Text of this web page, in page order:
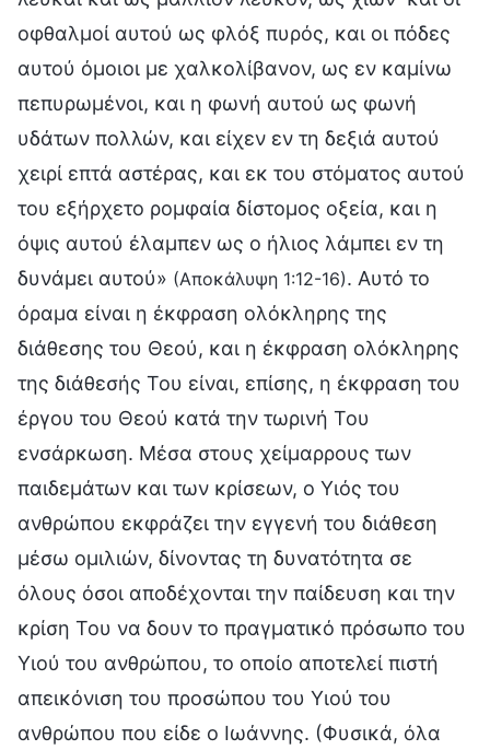
οφθαλμοί αυτού ως φλόξ πυρός, και οι πόδες
αυτού όμοιοι με χαλκολίβανον, ως εν καμίνω
πεπυρωμένοι, και η φωνή αυτού ως φωνή
υδάτων πολλών, και είχεν εν τη δεξιά αυτού
χειρί επτά αστέρας, και εκ του στόματος αυτού
του εξήρχετο ρομφαία δίστομος οξεία, και η
όψις αυτού έλαμπεν ως ο ήλιος λάμπει εν τη
δυνάμει αυτού» (Αποκάλυψη 1:12-16). Αυτό το
όραμα είναι η έκφραση ολόκληρης της
διάθεσης του Θεού, και η έκφραση ολόκληρης
της διάθεσής Του είναι, επίσης, η έκφραση του
έργου του Θεού κατά την τωρινή Του
ενσάρκωση. Μέσα στους χείμαρρους των
παιδεμάτων και των κρίσεων, ο Υιός του
ανθρώπου εκφράζει την εγγενή του διάθεση
μέσω ομιλιών, δίνοντας τη δυνατότητα σε
όλους όσοι αποδέχονται την παίδευση και την
κρίση Του να δουν το πραγματικό πρόσωπο του
Υιού του ανθρώπου, το οποίο αποτελεί πιστή
απεικόνιση του προσώπου του Υιού του
ανθρώπου που είδε ο Ιωάννης. (Φυσικά, όλα